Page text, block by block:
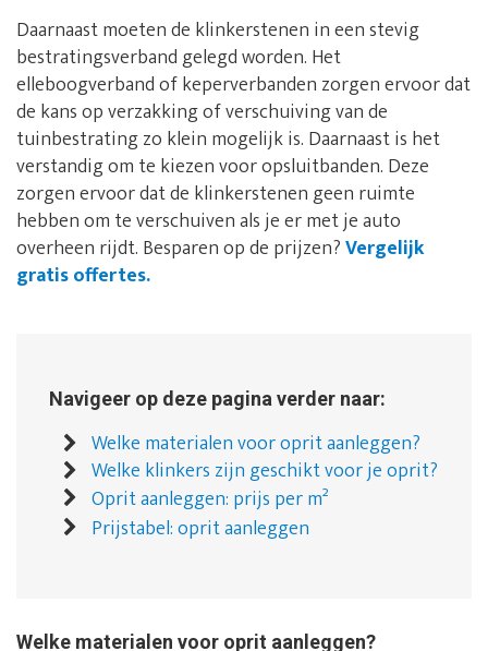
Daarnaast moeten de klinkerstenen in een stevig
bestratingsverband gelegd worden. Het
elleboogverband of keperverbanden zorgen ervoor dat
de kans op verzakking of verschuiving van de
tuinbestrating zo klein mogelijk is. Daarnaast is het
verstandig om te kiezen voor opsluitbanden. Deze
zorgen ervoor dat de klinkerstenen geen ruimte
hebben om te verschuiven als je er met je auto
overheen rijdt. Besparen op de prijzen?Vergelijk
gratis offertes.
Navigeer op deze pagina verder naar:
Welke materialen voor oprit aanleggen?
Welke klinkers zijn geschikt voor je oprit?
Oprit aanleggen: prijs per m²
Prijstabel: oprit aanleggen
Welke materialen voor oprit aanleggen?